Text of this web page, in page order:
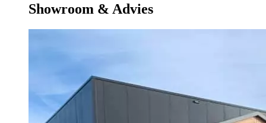
Showroom & Advies